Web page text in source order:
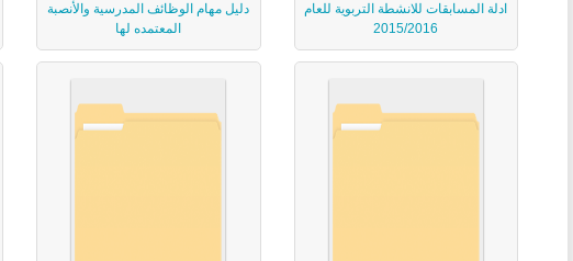
ادلة المسابقات للانشطة التربوية للعام
2015/2016
دليل مهام الوظائف المدرسية والأنصبة
المعتمده لها